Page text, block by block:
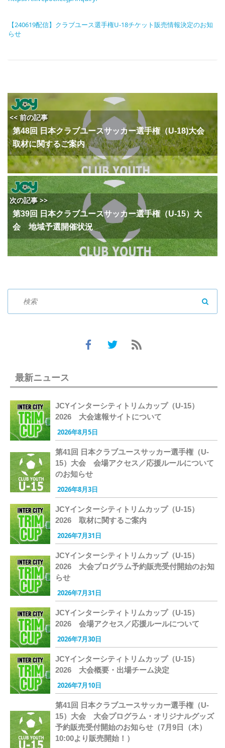
【240619配信】クラブユース選手権U-18チケット販売情報決定のお知
らせ
<< 前の記事
第48回 日本クラブユースサッカー選手権（U-18)大会
取材に関するご案内
次の記事 >>
第39回 日本クラブユースサッカー選手権（U-15）大
会 地域予選開催状況
最新ニュース
JCYインターシティトリムカップ（U-15）
2026 大会速報サイトについて
2026年8月5日
第41回 日本クラブユースサッカー選手権（U-
15）大会 会場アクセス／応援ルールについて
のお知らせ
2026年8月3日
JCYインターシティトリムカップ（U-15）
2026 取材に関するご案内
2026年7月31日
JCYインターシティトリムカップ（U-15）
2026 大会プログラム予約販売受付開始のお知
らせ
2026年7月31日
JCYインターシティトリムカップ（U-15）
2026 会場アクセス／応援ルールについて
2026年7月30日
JCYインターシティトリムカップ（U-15）
2026 大会概要・出場チーム決定
2026年7月10日
第41回 日本クラブユースサッカー選手権（U-
15）大会 大会プログラム・オリジナルグッズ
予約販売受付開始のお知らせ（7月9日（木）
10:00より販売開始！）